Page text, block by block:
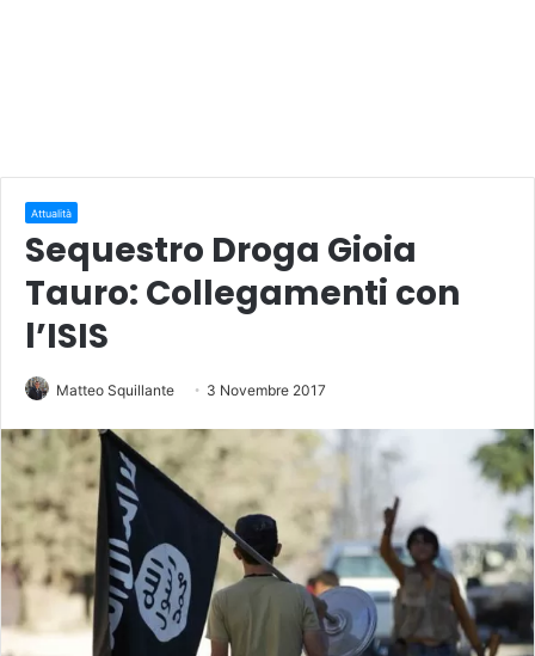
Attualità
Sequestro Droga Gioia
Tauro: Collegamenti con
l’ISIS
Matteo Squillante 3 Novembre 2017